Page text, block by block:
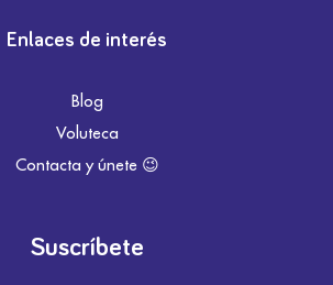
Enlaces de interés
Blog
Voluteca
Contacta y únete 😉
Suscríbete